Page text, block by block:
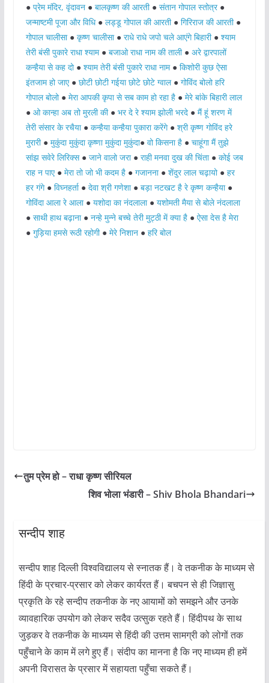
● प्रेम मंदिर, वृंदावन● बालकृष्ण की आरती● संतान गोपाल स्तोत्र●
जन्माष्टमी पूजा और विधि● लड्डू गोपाल की आरती● गिरिराज की आरती●
गोपाल चालीसा● कृष्ण चालीसा● राधे राधे जपो चले आएंगे बिहारी● श्याम
तेरी बंसी पुकारे राधा श्याम● बजाओ राधा नाम की ताली● अरे द्वारपालों
कन्हैया से कह दो● श्याम तेरी बंसी पुकारे राधा नाम ● किशोरी कुछ ऐसा
इंतजाम हो जाए● छोटी छोटी गईया छोटे छोटे ग्वाल● गोविंद बोलो हरि
गोपाल बोलो● मेरा आपकी कृपा से सब काम हो रहा है● मेरे बांके बिहारी लाल
● ओ कान्हा अब तो मुरली की● भर दे रे श्याम झोली भरदे● मैं हूं शरण में
तेरी संसार के रचैया● कन्हैया कन्हैया पुकारा करेंगे● श्री कृष्ण गोविंद हरे
मुरारी● मुकुंदा मुकुंदा कृष्णा मुकुंदा मुकुंदा● वो किसना है● चाहूंगा मैं तुझे
सांझ सवेरे लिरिक्स● जाने वालो जरा● राही मनवा दुख की चिंता● कोई जब
राह न पाए● मेरा तो जो भी कदम है● गजानना● शेंदुर लाल चढ़ायो● हर
हर गंगे● विघ्नहर्ता● देवा श्री गणेशा● बड़ा नटखट है रे कृष्ण कन्हैया●
गोविंदा आला रे आला● यशोदा का नंदलाला● यशोमती मैया से बोले नंदलाला
● साथी हाथ बढ़ाना● नन्हे मुन्ने बच्चे तेरी मुट्ठी में क्या है● ऐसा देस है मेरा
● गुड़िया हमसे रूठी रहोगी● मेरे निशान● हरि बोल
तुम प्रेम हो – राधा कृष्ण सीरियल
शिव भोला भंडारी – Shiv Bhola Bhandari
सन्दीप शाह
सन्दीप शाह दिल्ली विश्वविद्यालय से स्नातक हैं। वे तकनीक के माध्यम से
हिंदी के प्रचार-प्रसार को लेकर कार्यरत हैं। बचपन से ही जिज्ञासु
प्रकृति के रहे सन्दीप तकनीक के नए आयामों को समझने और उनके
व्यावहारिक उपयोग को लेकर सदैव उत्सुक रहते हैं। हिंदीपथ के साथ
जुड़कर वे तकनीक के माध्यम से हिंदी की उत्तम सामग्री को लोगों तक
पहुँचाने के काम में लगे हुए हैं। संदीप का मानना है कि नए माध्यम ही हमें
अपनी विरासत के प्रसार में सहायता पहुँचा सकते हैं।